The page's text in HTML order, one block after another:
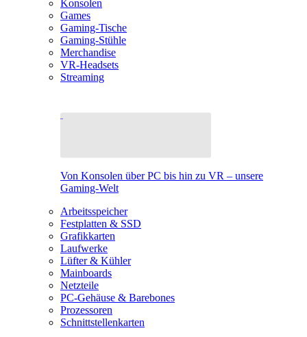
Konsolen
Games
Gaming-Tische
Gaming-Stühle
Merchandise
VR-Headsets
Streaming
Von Konsolen über PC bis hin zu VR – unsere
Gaming-Welt
Arbeitsspeicher
Festplatten & SSD
Grafikkarten
Laufwerke
Lüfter & Kühler
Mainboards
Netzteile
PC-Gehäuse & Barebones
Prozessoren
Schnittstellenkarten